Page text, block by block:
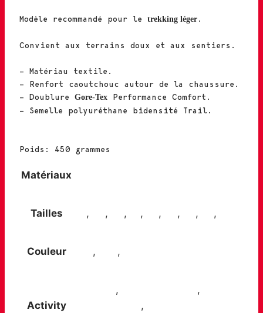
Modèle recommandé pour le trekking léger .
Convient aux terrains doux et aux sentiers.
– Matériau textile.
– Renfort caoutchouc autour de la chaussure.
– Doublure Gore-Tex Performance Comfort.
– Semelle polyuréthane bidensité Trail.
Poids: 450 grammes
Matériaux
Tailles , , , , , , , ,
Couleur , ,
Activity
, ,
,